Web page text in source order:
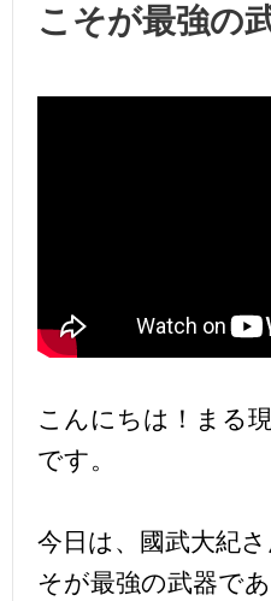
こそが最強の
こんにちは！まる
です。
今日は、國武大紀
そが最強の武器で